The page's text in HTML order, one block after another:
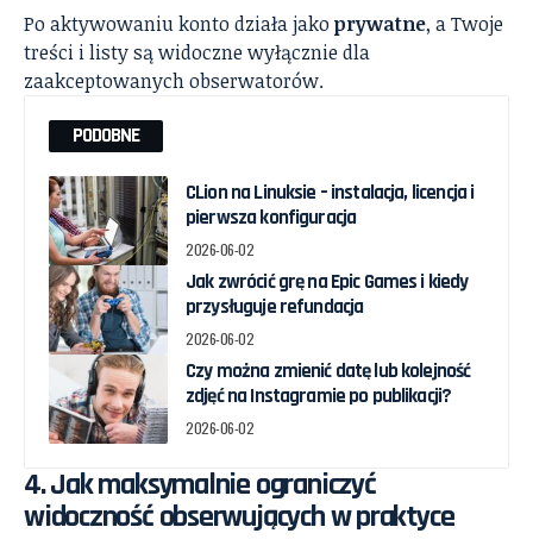
Po aktywowaniu konto działa jako prywatne, a Twoje
treści i listy są widoczne wyłącznie dla
zaakceptowanych obserwatorów.
PODOBNE
CLion na Linuksie – instalacja, licencja i
pierwsza konfiguracja
2026-06-02
Jak zwrócić grę na Epic Games i kiedy
przysługuje refundacja
2026-06-02
Czy można zmienić datę lub kolejność
zdjęć na Instagramie po publikacji?
2026-06-02
4. Jak maksymalnie ograniczyć
widoczność obserwujących w praktyce